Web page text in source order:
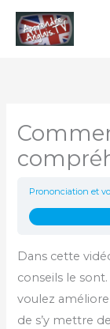
Aller
Prononciation et
Dans cette
conseils le
voulez
de s’y mettre